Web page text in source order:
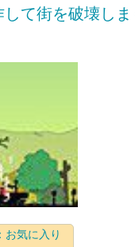
て街を破壊し
お気に入り